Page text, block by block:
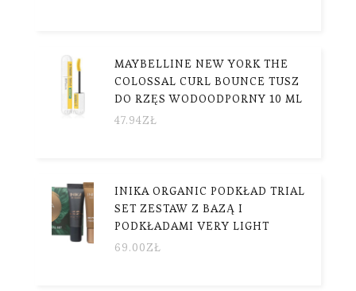
MAYBELLINE NEW YORK THE
COLOSSAL CURL BOUNCE TUSZ
DO RZĘS WODOODPORNY 10 ML
47.94ZŁ
INIKA ORGANIC PODKŁAD TRIAL
SET ZESTAW Z BAZĄ I
PODKŁADAMI VERY LIGHT
69.00ZŁ